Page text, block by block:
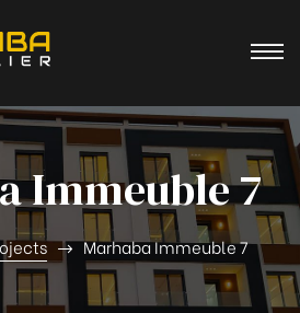
Immeuble 7
Marhaba Immeuble 7